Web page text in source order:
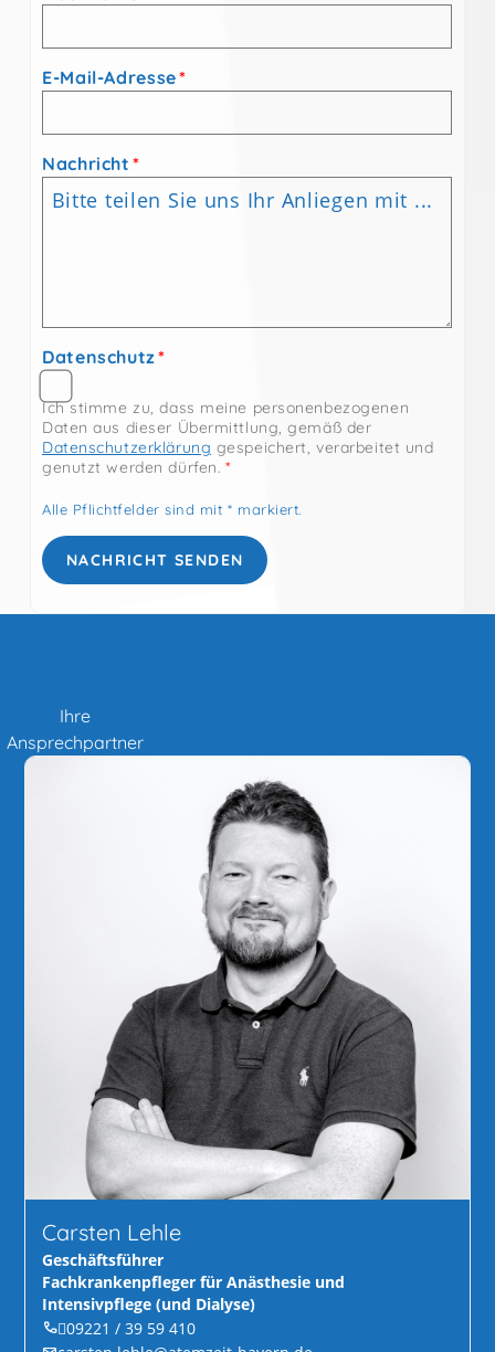
Ihre
Ansprechpartner
Carsten Lehle
Geschäftsführer
Fachkrankenpfleger für Anästhesie und
Intensivpflege (und Dialyse)
09221 / 39 59 410